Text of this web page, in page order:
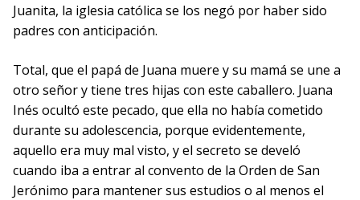
Juanita, la iglesia católica se los negó por haber sido
padres con anticipación.
Total, que el papá de Juana muere y su mamá se une a
otro señor y tiene tres hijas con este caballero. Juana
Inés ocultó este pecado, que ella no había cometido
durante su adolescencia, porque evidentemente,
aquello era muy mal visto, y el secreto se develó
cuando iba a entrar al convento de la Orden de San
Jerónimo para mantener sus estudios o al menos el